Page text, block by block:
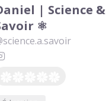
| Science &
⚛️